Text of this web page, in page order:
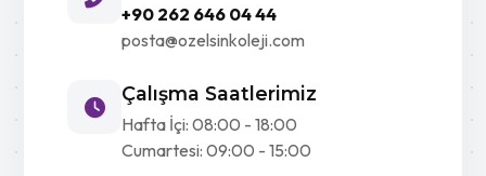
+90 262 646 04 44
posta@ozelsinkoleji.com
Çalışma Saatlerimiz
Hafta İçi: 08:00 - 18:00
Cumartesi: 09:00 - 15:00